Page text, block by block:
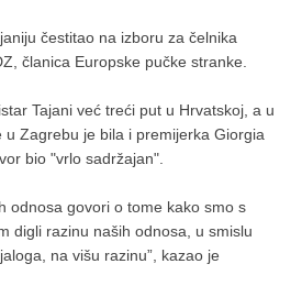
čestitao na izboru za čelnika
članica Europske pučke stranke.
Tajani već treći put u Hrvatskoj, a u
u Zagrebu je bila i premijerka Giorgia
bio "vrlo sadržajan".
odnosa govori o tome kako smo s
digli razinu naših odnosa, u smislu
na višu razinu”, kazao je